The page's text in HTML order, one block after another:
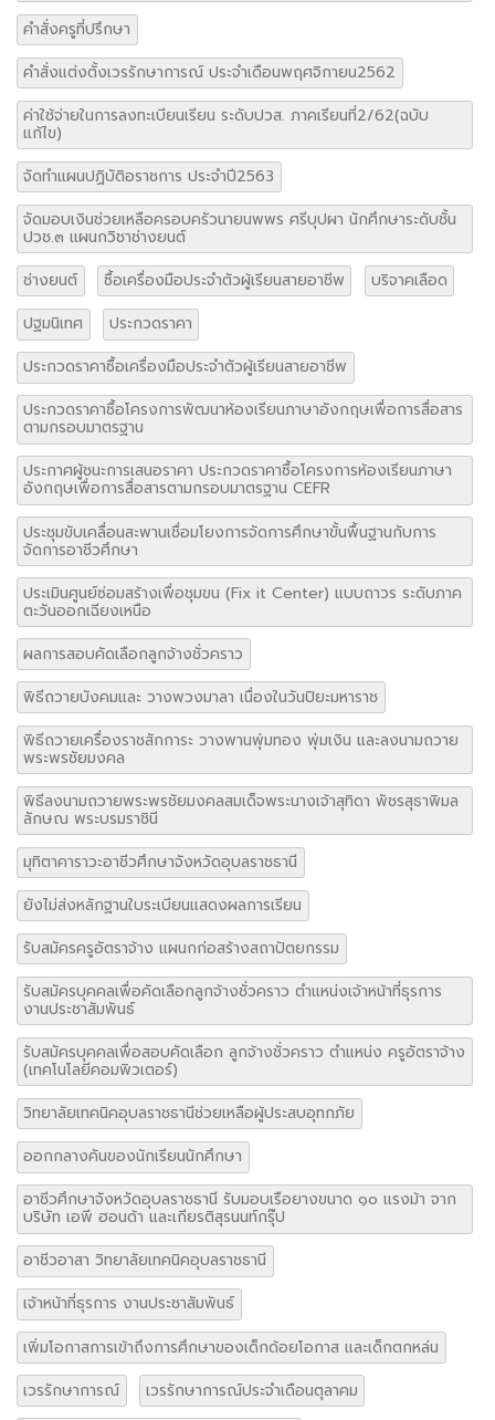
คำสั่งครูที่ปรึกษา
คำสั่งแต่งตั้งเวรรักษาการณ์ ประจำเดือนพฤศจิกายน2562
ค่าใช้จ่ายในการลงทะเบียนเรียน ระดับปวส. ภาคเรียนที่2/62(ฉบับ
แก้ไข)
จัดทำแผนปฏิบัติอราชการ ประจำปี2563
จัดมอบเงินช่วยเหลือครอบครัวนายนพพร ศรีบุปผา นักศึกษาระดับชั้น
ปวช.๓ แผนกวิชาช่างยนต์
ช่างยนต์
ซื้อเครื่องมือประจำตัวผู้เรียนสายอาชีพ
บริจาคเลือด
ปฐมนิเทศ
ประกวดราคา
ประกวดราคาซื้อเครื่องมือประจำตัวผู้เรียนสายอาชีพ
ประกวดราคาซื้อโครงการพัฒนาห้องเรียนภาษาอังกฤษเพื่อการสื่อสาร
ตามกรอบมาตรฐาน
ประกาศผู้ชนะการเสนอราคา ประกวดราคาซื้อโครงการห้องเรียนภาษา
อังกฤษเพื่อการสื่อสารตามกรอบมาตรฐาน CEFR
ประชุมขับเคลื่อนสะพานเชื่อมโยงการจัดการศึกษาขั้นพื้นฐานกับการ
จัดการอาชีวศึกษา
ประเมินศูนย์ซ่อมสร้างเพื่อชุมขน (Fix it Center) แบบถาวร ระดับภาค
ตะวันออกเฉียงเหนือ
ผลการสอบคัดเลือกลูกจ้างชั่วคราว
พิธีถวายบังคมและ วางพวงมาลา เนื่องในวันปิยะมหาราช
พิธีถวายเครื่องราชสักการะ วางพานพุ่มทอง พุ่มเงิน และลงนามถวาย
พระพรชัยมงคล
พิธีลงนามถวายพระพรชัยมงคลสมเด็จพระนางเจ้าสุทิดา พัชรสุธาพิมล
ลักษณ พระบรมราชินี
มุทิตาคาราวะอาชีวศึกษาจังหวัดอุบลราชธานี
ยังไม่ส่งหลักฐานใบระเบียนแสดงผลการเรียน
รับสมัครครูอัตราจ้าง แผนกก่อสร้างสถาปัตยกรรม
รับสมัครบุคคลเพื่อคัดเลือกลูกจ้างชั่วคราว ตำแหน่งเจ้าหน้าที่ธุรการ
งานประชาสัมพันธ์
รับสมัครบุคคลเพื่อสอบคัดเลือก ลูกจ้างชั่วคราว ตำแหน่ง ครูอัตราจ้าง
(เทคโนโลยีคอมพิวเตอร์)
วิทยาลัยเทคนิคอุบลราชธานีช่วยเหลือผู้ประสบอุทกภัย
ออกกลางคันของนักเรียนนักศึกษา
อาชีวศึกษาจังหวัดอุบลราชธานี รับมอบเรือยางขนาด ๑๐ แรงม้า จาก
บริษัท เอพี ฮอนด้า และเกียรติสุรนนท์กรุ๊ป
อาชีวอาสา วิทยาลัยเทคนิคอุบลราชธานี
เจ้าหน้าที่ธุรการ งานประชาสัมพันธ์
เพิ่มโอกาสการเข้าถึงการศึกษาของเด็กด้อยโอกาส และเด็กตกหล่น
เวรรักษาการณ์
เวรรักษาการณ์ประจำเดือนตุลาคม